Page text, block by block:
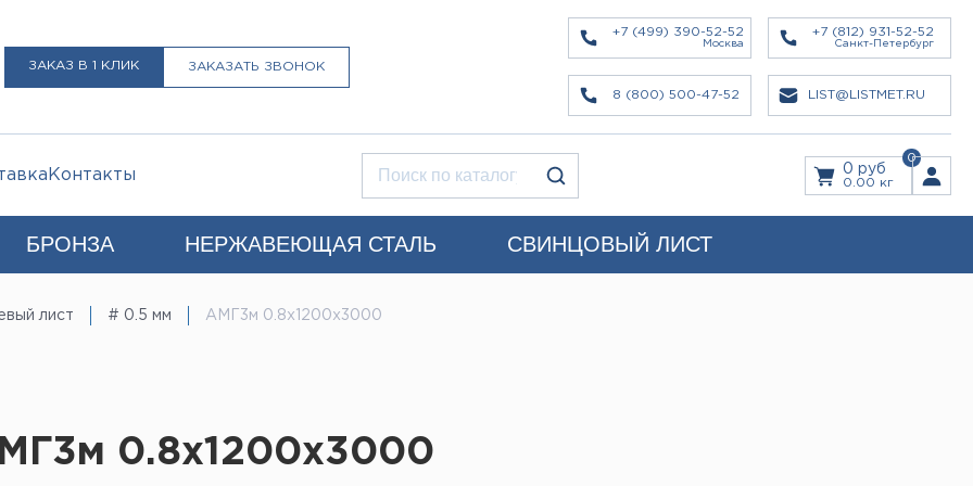
ЗАКАЗ В 1 КЛИК ЗАКАЗАТЬ ЗВОНОК
+7 (499) 390-52-52
Москва
+7 (812) 931-52-52
Санкт-Петербург
8 (800) 500-47-52 LIST@LISTMET.RU
Контакты
0
0 руб
0.00 кг
БРОНЗА НЕРЖАВЕЮЩАЯ СТАЛЬ СВИНЦОВЫЙ ЛИСТ
лист # 0.5 мм АМГ3м 0.8х1200х3000
0.8х1200х3000